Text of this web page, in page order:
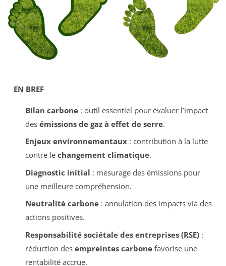
EN BREF
Bilan carbone: outil essentiel pour évaluer l’impact
des émissions de gaz à effet de serre.
Enjeux environnementaux: contribution à la lutte
contre le changement climatique.
Diagnostic initial : mesurage des émissions pour
une meilleure compréhension.
Neutralité carbone: annulation des impacts via des
actions positives.
Responsabilité sociétale des entreprises (RSE):
réduction des empreintes carbonefavorise une
rentabilité accrue.